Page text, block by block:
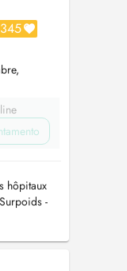
345
hôpitaux
-
faim et
du